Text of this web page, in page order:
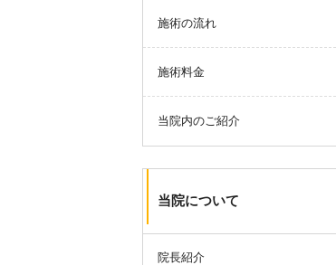
施術の流れ
施術料金
当院内のご紹介
当院について
院長紹介